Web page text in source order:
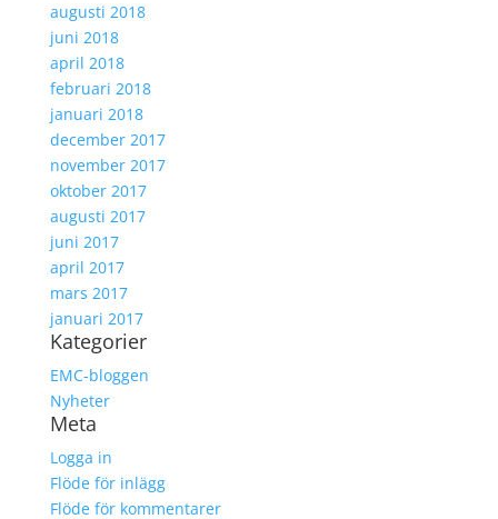
augusti 2018
juni 2018
april 2018
februari 2018
januari 2018
december 2017
november 2017
oktober 2017
augusti 2017
juni 2017
april 2017
mars 2017
januari 2017
Kategorier
EMC-bloggen
Nyheter
Meta
Logga in
Flöde för inlägg
Flöde för kommentarer